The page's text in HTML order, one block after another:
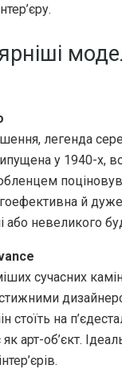
легенда
у 1940-х,
й
або невеликого
сучасних
стоїть на
арт-об’єкт.